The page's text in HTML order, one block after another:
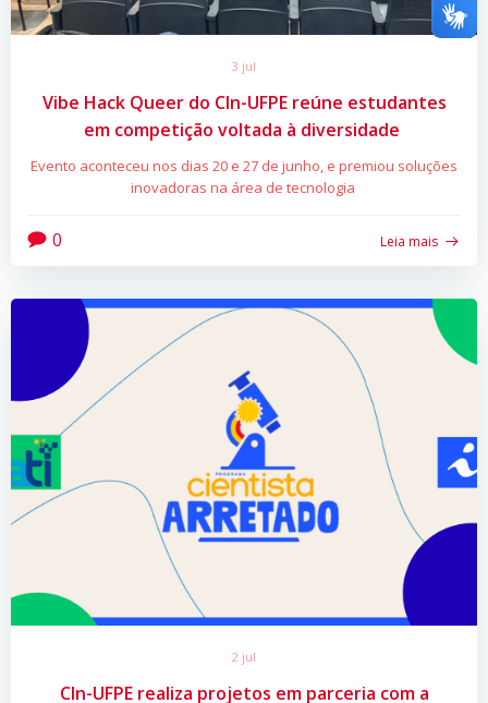
3 jul
Vibe Hack Queer do CIn-UFPE reúne estudantes
em competição voltada à diversidade
Evento aconteceu nos dias 20 e 27 de junho, e premiou soluções
inovadoras na área de tecnologia
0 Leia mais
2 jul
CIn-UFPE realiza projetos em parceria com a